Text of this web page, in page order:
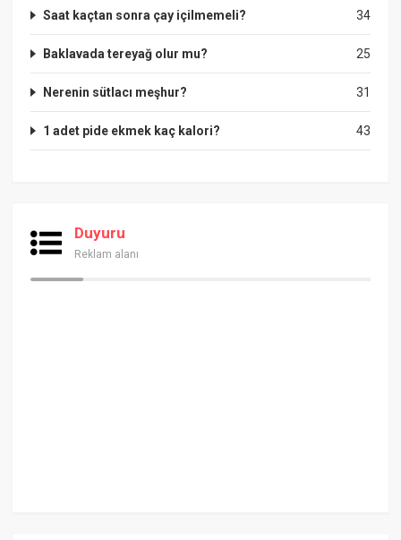
34
Saat kaçtan sonra çay içilmemeli?
25
Baklavada tereyağ olur mu?
31
Nerenin sütlacı meşhur?
43
1 adet pide ekmek kaç kalori?
Duyuru
Reklam alanı